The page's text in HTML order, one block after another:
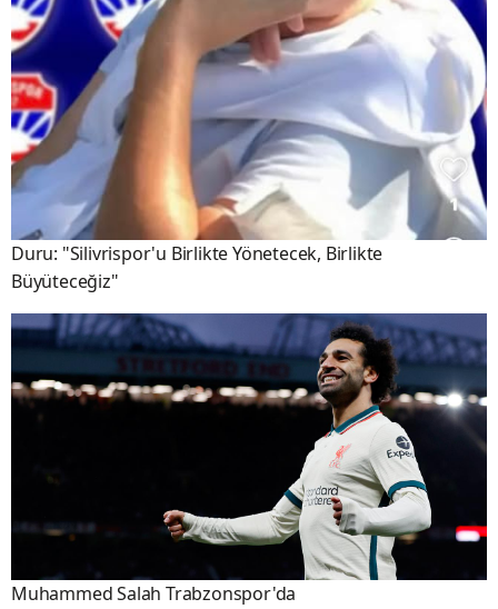
Duru: "Silivrispor'u Birlikte Yönetecek, Birlikte
Büyüteceğiz"
Muhammed Salah Trabzonspor'da